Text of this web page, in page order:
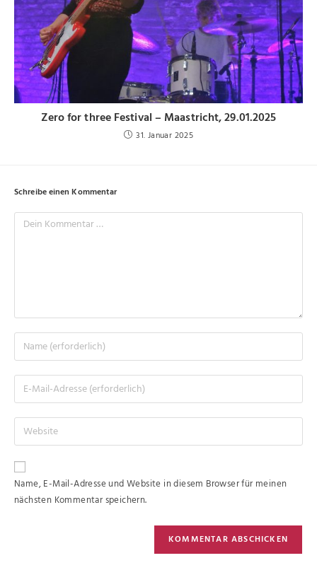
Zero for three Festival – Maastricht, 29.01.2025
31. Januar 2025
Schreibe einen Kommentar
Name, E-Mail-Adresse und Website in diesem Browser für meinen
nächsten Kommentar speichern.